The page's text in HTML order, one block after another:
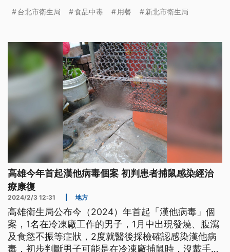
台北市衛生局 食品中毒 用餐 新北市衛生局
高雄今年首起漢他病毒個案 初判患者捕鼠感染經治
療康復
2024/2/3 12:31 地方
高雄衛生局公布今（2024）年首起「漢他病毒」個
案，1名在冷凍廠工作的男子，1月中出現發燒、腹瀉
及食慾不振等症狀，2度就醫後採檢確認感染漢他病
毒，初步判斷男子可能是在冷凍廠捕鼠時，沒戴手套